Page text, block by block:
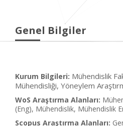
Genel Bilgiler
Kurum Bilgileri: Mühendislik
Mühendisliği, Yöneylem
WoS Araştırma Alanları:
(Eng), Mühendislik, Mühendislik
Scopus Araştırma Alanları: